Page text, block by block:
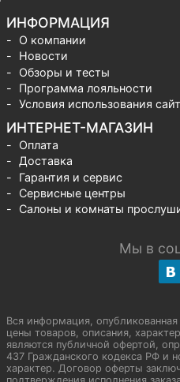
ИНФОРМАЦИЯ
О компании
Новости
Обзоры и тесты
Программа лояльности
Условия использования
ИНТЕРНЕТ-МАГАЗИН
Оплата
Доставка
Гарантия и сервис
Сервисные центры
Салоны и комнаты
Мы в
Вся информация,
цены товаров, описания,
являются публичной офертой,
437 Гражданского кодекса РФ и
характер. Договор оферты